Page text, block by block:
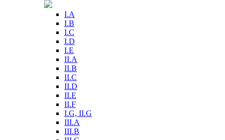
I.A
I.B
I.C
I.D
I.E
II.A
II.B
II.C
II.D
II.E
II.F
I.G, II.G
III.A
III.B